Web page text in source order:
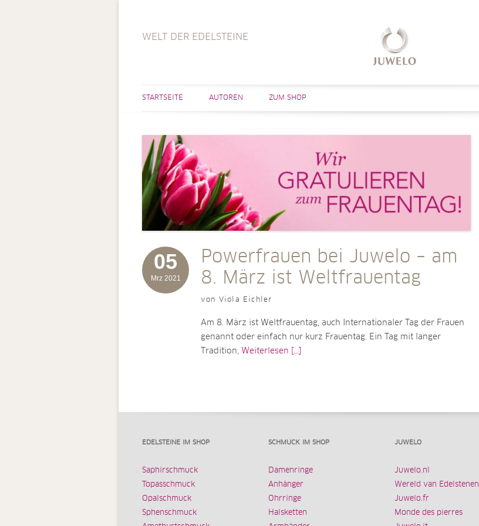
WELT DER EDELSTEINE
STARTSEITE AUTOREN ZUM SHOP
05
Mrz 2021
Powerfrauen bei Juwelo – am
8. März ist Weltfrauentag
von Viola Eichler
Am 8. März ist Weltfrauentag, auch Internationaler Tag der Frauen
genannt oder einfach nur kurz Frauentag. Ein Tag mit langer
Tradition, Weiterlesen [...]
EDELSTEINE IM SHOP
Saphirschmuck
Topasschmuck
Opalschmuck
Sphenschmuck
SCHMUCK IM SHOP
Damenringe
Anhänger
Ohrringe
Halsketten
JUWELO
Juwelo.nl
Wereld van Edelstenen
Juwelo.fr
Monde des pierres